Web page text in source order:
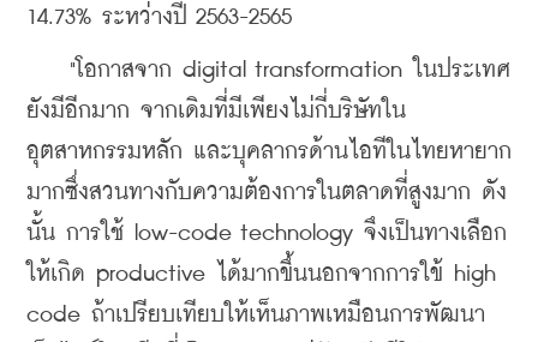
14.73% ระหว่างปี 2563-2565
"โอกาสจาก digital transformation ในประเทศ
ยังมีอีกมาก จากเดิมที่มีเพียงไม่กี่บริษัทใน
อุตสาหกรรมหลัก และบุคลากรด้านไอทีในไทยหายาก
มากซึ่งสวนทางกับความต้องการในตลาดที่สูงมาก ดัง
นั้น การใช้ low-code technology จึงเป็นทางเลือก
ให้เกิด productive ได้มากขึ้นนอกจากการใข้ high
code ถ้าเปรียบเทียบให้เห็นภาพเหมือนการพัฒนา